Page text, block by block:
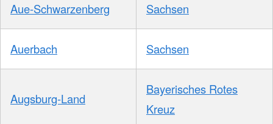
Aue-Schwarzenberg Sachsen
Auerbach Sachsen
Augsburg-Land
Bayerisches Rotes
Kreuz